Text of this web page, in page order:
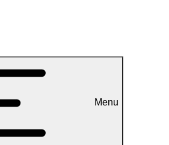
Menu